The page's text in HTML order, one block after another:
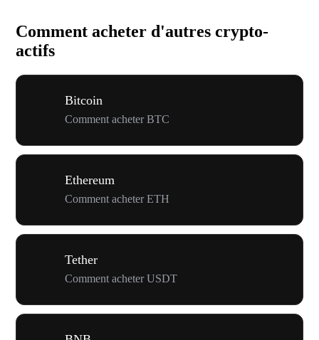
Comment acheter d'autres crypto-
actifs
Bitcoin
Comment acheter BTC
Ethereum
Comment acheter ETH
Tether
Comment acheter USDT